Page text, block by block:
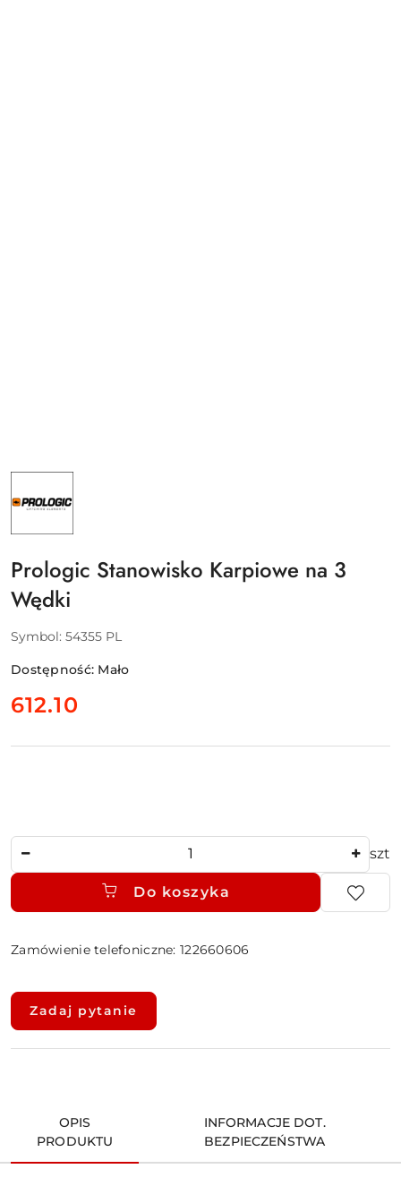
NAZWA
PROLOGIC
SPORT
Prologic Stanowisko Karpiowe na 3
Wędki
Symbol: 54355 PL
Dostępność: Mało
cena:
612.10
szt
Do koszyka
Zamówienie telefoniczne: 122660606
Dostępność
dostawa
Zadaj pytanie
OPIS
PRODUKTU
INFORMACJE DOT.
BEZPIECZEŃSTWA